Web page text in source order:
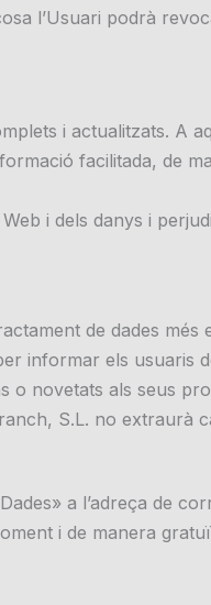
l’Usuari podrà
i actualitzats. A
facilitada, de
i dels danys i
de dades més
informar els usuaris
o novetats als seus
S.L. no extraurà
a l’adreça de
i de manera